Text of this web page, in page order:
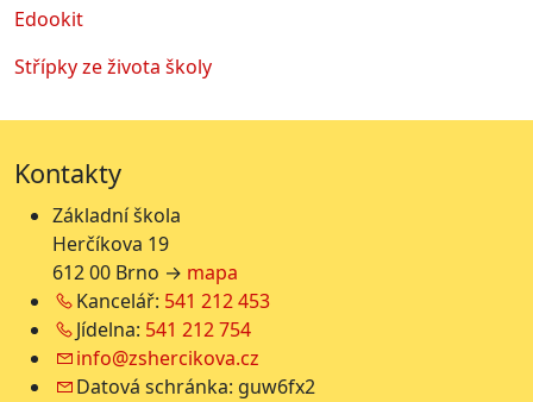
Edookit
Střípky ze života školy
Kontakty
Základní škola
Herčíkova 19
612 00 Brno → mapa
Kancelář: 541 212 453
Jídelna: 541 212 754
info@zshercikova.cz
Datová schránka: guw6fx2